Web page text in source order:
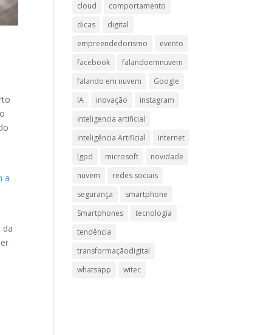
a
da
cloud
comportamento
dicas
digital
empreendedorismo
evento
facebook
falandoemnuvem
falando em nuvem
Google
IA
inovação
instagram
inteligencia artificial
Inteligência Artificial
internet
lgpd
microsoft
novidade
nuvem
redes sociais
segurança
smartphone
Smartphones
tecnologia
tendência
transformaçãodigital
whatsapp
witec